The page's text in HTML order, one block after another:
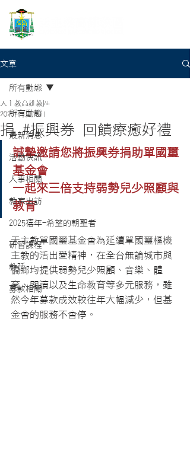
文章
所有動態
最新消息
活動快訊
人事相關
教宗出訪
2025禧年-希望的朝聖者
研習課程
教廷
募款相關
所有動態
捐 #振興券 回饋療癒好禮
天主教高雄教區
2020年7月16日
誠摯邀請您將振興券捐助單國璽
基金會
一起來三倍支持弱勢兒少照顧與
教育
天主教單國璽基金會為延續單國璽樞機
主教的活出愛精神，在全台無論城市與
偏鄉均提供弱勢兒少照顧、音樂、體
育、閱讀以及生命教育等多元服務，雖
然今年募款成效較往年大幅減少，但基
金會的服務不會停。